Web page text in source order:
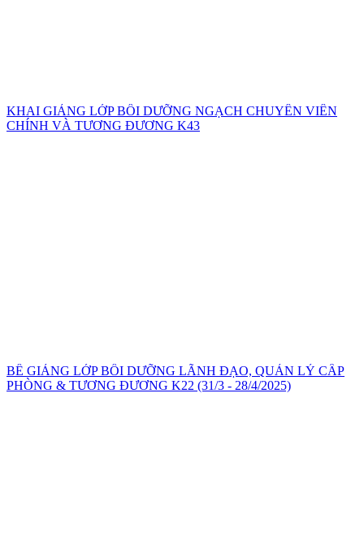
KHAI GIẢNG LỚP BỒI DƯỠNG NGẠCH CHUYÊN VIÊN
CHÍNH VÀ TƯƠNG ĐƯƠNG K43
BẾ GIẢNG LỚP BỒI DƯỠNG LÃNH ĐẠO, QUẢN LÝ CẤP
PHÒNG & TƯƠNG ĐƯƠNG K22 (31/3 - 28/4/2025)